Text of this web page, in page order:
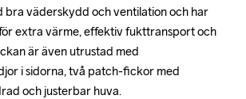
bra väderskydd och ventilation och har
extra värme, effektiv fukttransport och
är även utrustad med
i sidorna, två patch-fickor med
och justerbar huva.
bra väderskydd och ventilation och har
extra värme, effektiv fukttransport och
är även utrustad med
i sidorna, två patch-fickor med
och justerbar huva.